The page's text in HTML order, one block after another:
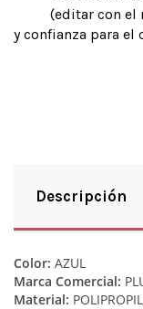
(editar con el
y confianza para el
Descripción
Color: AZUL
Marca Comercial:
Material: